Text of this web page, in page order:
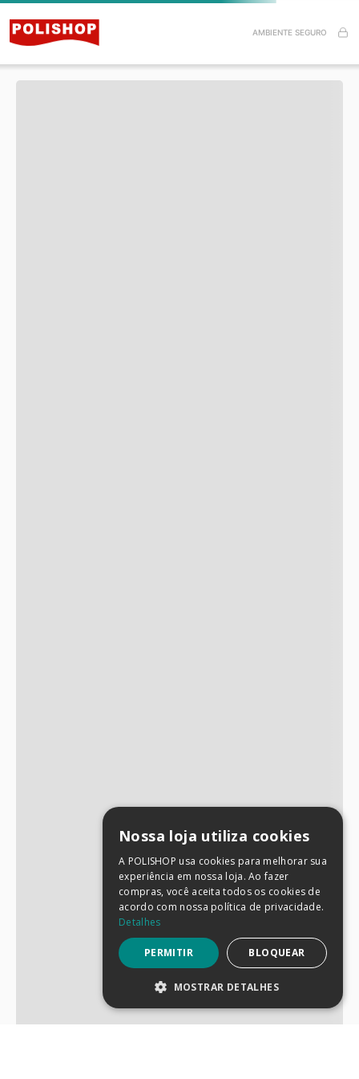
AMBIENTE SEGURO
Especificações do Produto
Itens inclusos
Nossa loja utiliza cookies
A POLISHOP usa cookies para melhorar sua
experiência em nossa loja. Ao fazer
compras, você aceita todos os cookies de
acordo com nossa política de privacidade.
Detalhes
PERMITIR BLOQUEAR
MOSTRAR DETALHES
ESTRITAMENTE NECESSÁRIOS